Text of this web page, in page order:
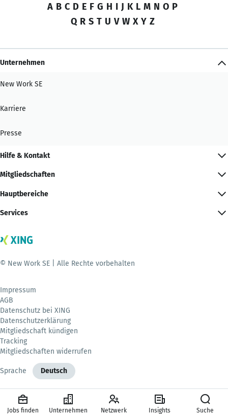
A B C D E F G H I J K L M N O P
Q R S T U V W X Y Z
Unternehmen
New Work SE
Karriere
Presse
Hilfe & Kontakt
Mitgliedschaften
Hauptbereiche
Services
© New Work SE | Alle Rechte vorbehalten
Impressum
AGB
Datenschutz bei XING
Datenschutzerklärung
Mitgliedschaft kündigen
Tracking
Mitgliedschaften widerrufen
Sprache Deutsch
Jobs finden Unternehmen Netzwerk Insights Suche